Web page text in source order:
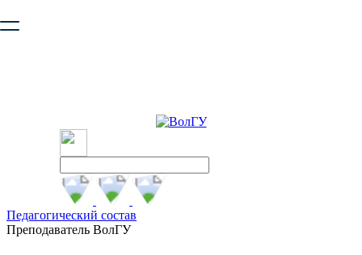
безопасную работу с сайтом. Пожалуйста
Педагогический состав
Преподаватель ВолГУ